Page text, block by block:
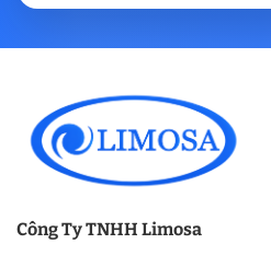
Công Ty TNHH Limosa